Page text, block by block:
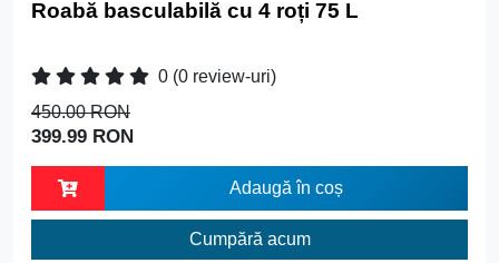
Roabă basculabilă cu 4 roți 75 L
0 (0 review-uri)
450.00 RON
399.99 RON
Adaugă în coș
Cumpără acum